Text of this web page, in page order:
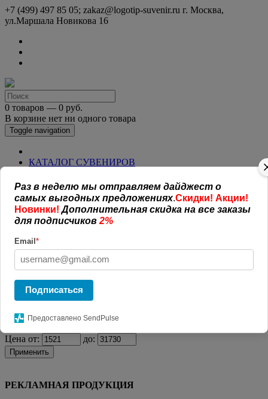
+7 (499) 497 85 05; zakaz@logotip-suvenir.ru г. Москва,
ул.Маршала Новикова 16
0 товаров — 0 руб.
В корзине нет ни одного товара
Toggle navigation
КАТАЛОГ СУВЕНИРОВ
Рекламная полиграфия
Оплата и доставка
Открытая информация
СОГЛАШЕНИЕ (ОФЕРТА )
УСЛОВИЯ И ГАРАНТИИ
Наши работы
Новости
Обратная связь
ГлавнаяКАТАЛОГ СУВЕНИРОВ
Фильтр
Цена от: до:
Применить
РЕКЛАМНАЯ ПРОДУКЦИЯ
Раз в неделю мы отправляем дайджест о
самых выгодных предложениях.Скидки! Акции!
Новинки!Дополнительная скидка на все заказы
для подписчиков 2%
Email *
Подписаться
Предоставлено SendPulse